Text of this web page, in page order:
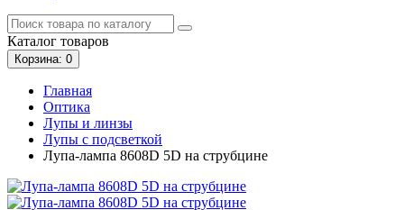
Каталог товаров
Корзина: 0
Главная
Оптика
Лупы и линзы
Лупы с подсветкой
Лупа-лампа 8608D 5D на струбцине